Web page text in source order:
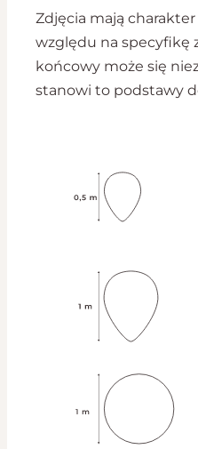
Zdjęcia mają
względu na specyfikę
końcowy może się
stanowi to podstawy